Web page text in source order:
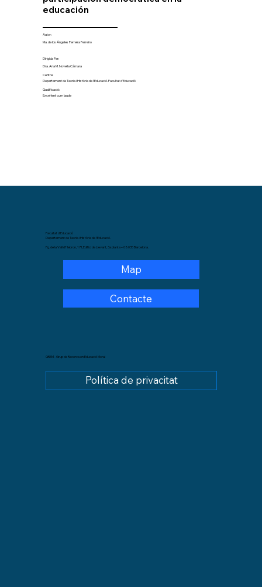
educación
Autor:
Ma. de los Ángeles Ferreira Ferreiro
Dirigida Per:
Dra. Ana M. Novella Cámara
Centre:
Departament de Teoria i Història de l'Educació. Facultat d'Educació
Qualificació:
Excel·lent cum laude
GREM - Grup de Recerca en Educació Moral
Política de privacitat
Facultat d'Educació
Departament de Teoria i Història de l'Educació.
Pg. de la Vall d'Hebron, 171,Edifici de Llevant, 3a planta – 08035 Barcelona.
Map
Contacte